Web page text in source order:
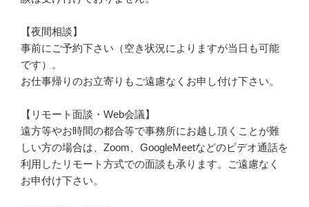
【夜間相談】
事前にご予約下さい（空き状況によりますが当日も可能
です）。
お仕事帰りのお立寄りもご遠慮なくお申し付け下さい。
【リモート面談・Web会議】
遠方等やお時間の都合等で事務所にお越し頂くことが難
しい方の場合は、Zoom、GoogleMeetなどのビデオ通話を
利用したリモート方式での面談も承ります。ご遠慮なく
お申付け下さい。